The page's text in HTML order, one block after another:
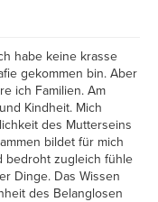
habe keine krasse
gekommen bin. Aber
ich Familien. Am
Kindheit. Mich
des Mutterseins
bildet für mich
bedroht zugleich fühle
Dinge. Das Wissen
des Belanglosen